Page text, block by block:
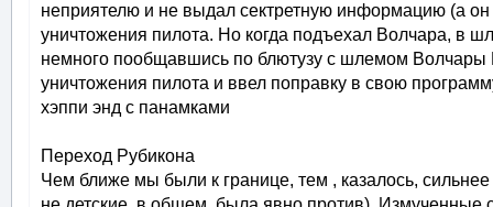
неприятелю и не выдал сектретную информацию (а
уничтожения пилота. Но когда подъехал Волчара, в
немного пообщавшись по блютузу с шлемом
уничтожения пилота и ввел поправку в свою
хэппи энд с панамками
Переход Рубикона
Чем ближе мы были к границе, тем , казалось,